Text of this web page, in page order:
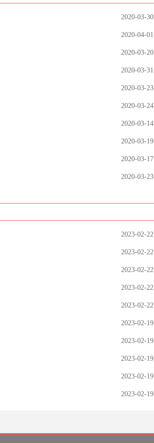
2020-03-30
2020-04-01
2020-03-20
2020-03-31
2020-03-23
2020-03-24
2020-03-14
2020-03-19
2020-03-17
2020-03-23
2023-02-22
2023-02-22
2023-02-22
2023-02-22
2023-02-22
2023-02-19
2023-02-19
2023-02-19
2023-02-19
2023-02-19